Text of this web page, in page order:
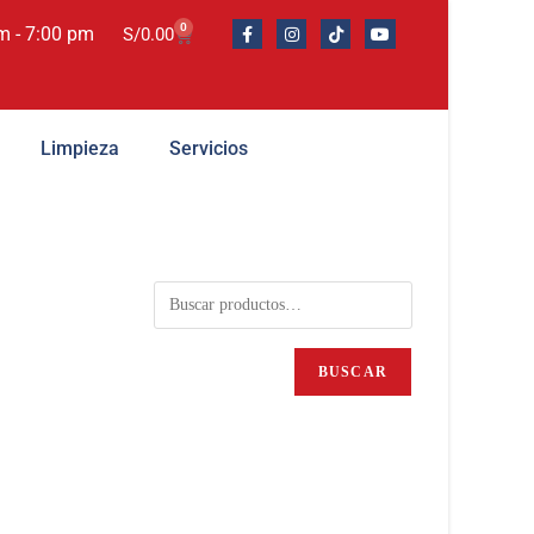
- 7:00 pm S/0.00 0
Limpieza Servicios
BUSCAR